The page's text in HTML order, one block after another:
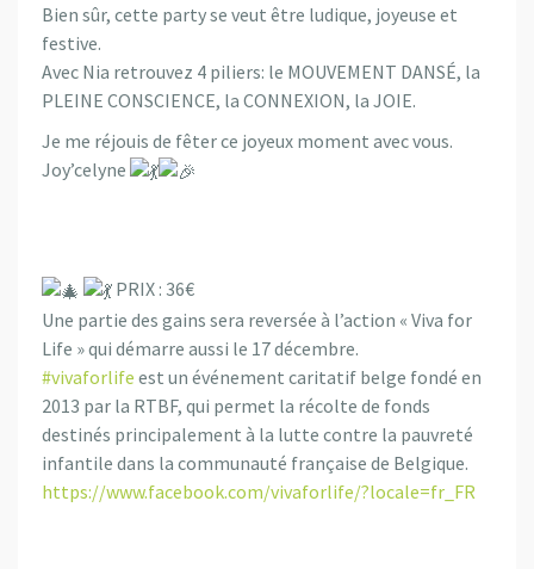
Bien sûr, cette party se veut être ludique, joyeuse et
festive.
Avec Nia retrouvez 4 piliers: le MOUVEMENT DANSÉ, la
PLEINE CONSCIENCE, la CONNEXION, la JOIE.
Je me réjouis de fêter ce joyeux moment avec vous.
Joy’celyne
PRIX : 36€
Une partie des gains sera reversée à l’action « Viva for
Life » qui démarre aussi le 17 décembre.
#vivaforlife est un événement caritatif belge fondé en
2013 par la RTBF, qui permet la récolte de fonds
destinés principalement à la lutte contre la pauvreté
infantile dans la communauté française de Belgique.
https://www.facebook.com/vivaforlife/?locale=fr_FR